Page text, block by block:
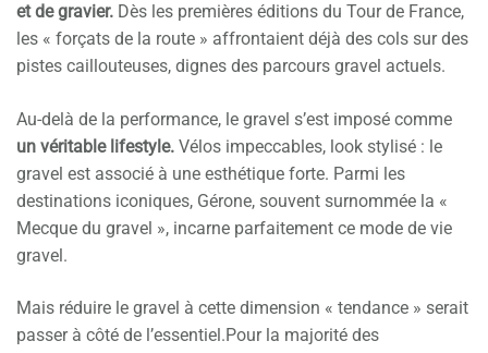
et de gravier. Dès les premières éditions du Tour de France,
les « forçats de la route » affrontaient déjà des cols sur des
pistes caillouteuses, dignes des parcours gravel actuels.
Au-delà de la performance, le gravel s’est imposé comme
un véritable lifestyle. Vélos impeccables, look stylisé : le
gravel est associé à une esthétique forte. Parmi les
destinations iconiques, Gérone, souvent surnommée la «
Mecque du gravel », incarne parfaitement ce mode de vie
gravel.
Mais réduire le gravel à cette dimension « tendance » serait
passer à côté de l’essentiel.Pour la majorité des